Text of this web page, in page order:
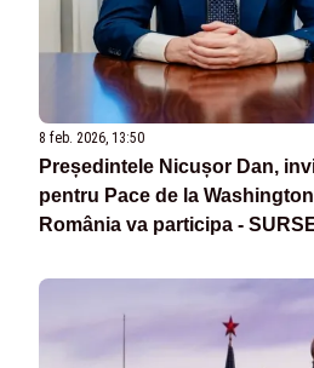
8 feb. 2026, 13:50
Președintele Nicușor Dan,
pentru Pace de la
România va participa -